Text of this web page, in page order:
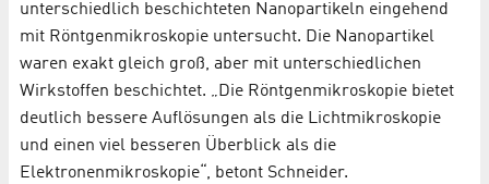
unterschiedlich beschichteten Nanopartikeln eingehend
mit Röntgenmikroskopie untersucht. Die Nanopartikel
waren exakt gleich groß, aber mit unterschiedlichen
Wirkstoffen beschichtet. „Die Röntgenmikroskopie bietet
deutlich bessere Auflösungen als die Lichtmikroskopie
und einen viel besseren Überblick als die
Elektronenmikroskopie“, betont Schneider.